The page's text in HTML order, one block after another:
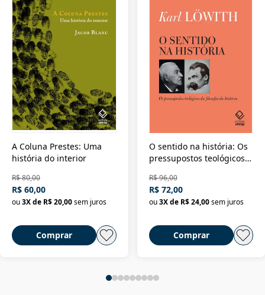
A Coluna Prestes: Uma
história do interior
R$ 80,00
R$ 60,00
ou3X de R$ 20,00sem juros
Comprar
O sentido na história: Os
pressupostos teológicos
R$ 96,00
R$ 72,00
ou 3X de R$ 24,00 sem juros
Comprar